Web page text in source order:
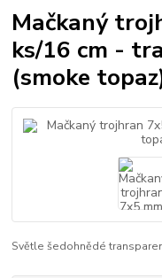
Mačkaný
ks/16 cm -
(smoke
Světle šedohnědé